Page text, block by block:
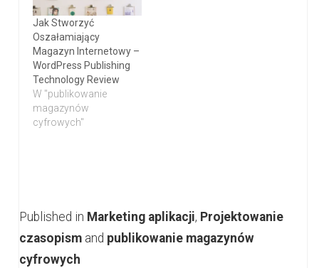
Jak Stworzyć
Oszałamiający
Magazyn Internetowy –
WordPress Publishing
Technology Review
W "publikowanie
magazynów
cyfrowych"
Published in Marketing aplikacji, Projektowanie
czasopism and publikowanie magazynów
cyfrowych